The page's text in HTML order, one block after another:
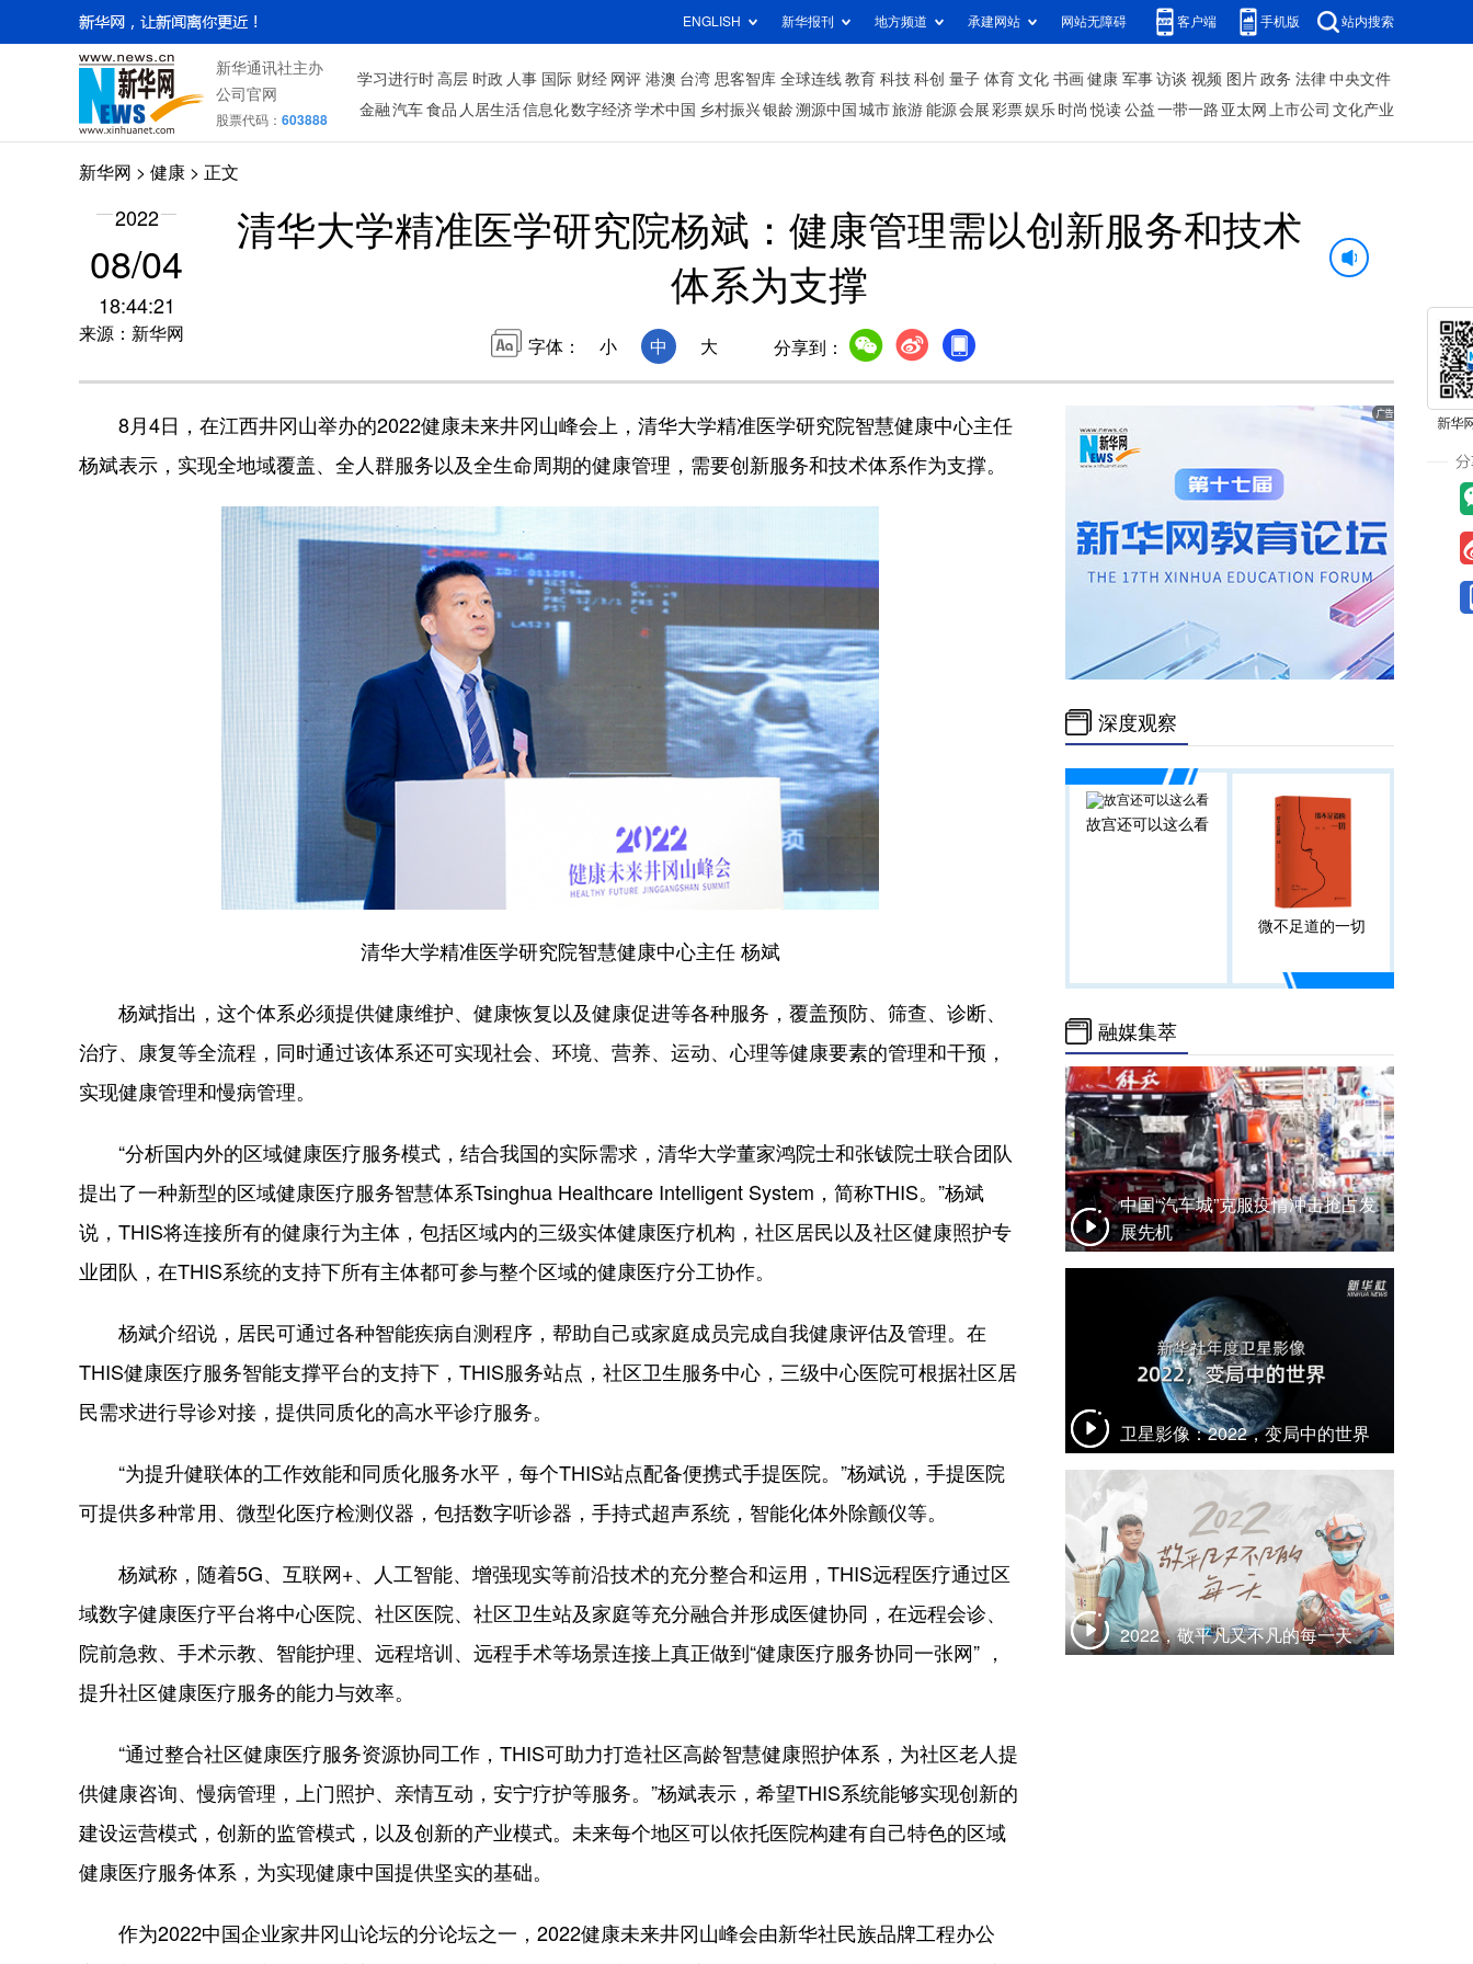
ENGLISH 新华报刊 地方频道 承建网站 网站无障碍 客户端 手机版 站内搜索
新华通讯社主办
公司官网
股票代码： 603888
学习进行时 高层 时政 人事 国际 财经 网评 港澳 台湾 思客智库 全球连线 教育 科技 科创 量子 体育 文化 书画 健康 军事 访谈 视频 图片 政务 法律 中央文件
金融 汽车 食品 人居生活信息化数字经济学术中国 乡村振兴银龄溯源中国 城市旅游 能源 会展 彩票娱乐 时尚 悦读 公益 一带一路 亚太网 上市公司 文化产业
新华网 > 健康 > 正文
2022
08/04
18:44:21
来源：新华网
清华大学精准医学研究院杨斌：健康管理需以创新服务和技术
体系为支撑
字体： 小 中 大 分享到：
8月4日，在江西井冈山举办的2022健康未来井冈山峰会上，清华大学精准医学研究院智慧健康中心主任
杨斌表示，实现全地域覆盖、全人群服务以及全生命周期的健康管理，需要创新服务和技术体系作为支撑。
清华大学精准医学研究院智慧健康中心主任 杨斌
杨斌指出，这个体系必须提供健康维护、健康恢复以及健康促进等各种服务，覆盖预防、筛查、诊断、
治疗、康复等全流程，同时通过该体系还可实现社会、环境、营养、运动、心理等健康要素的管理和干预，
实现健康管理和慢病管理。
“分析国内外的区域健康医疗服务模式，结合我国的实际需求，清华大学董家鸿院士和张钹院士联合团队
提出了一种新型的区域健康医疗服务智慧体系Tsinghua Healthcare Intelligent System，简称THIS。”杨斌
说，THIS将连接所有的健康行为主体，包括区域内的三级实体健康医疗机构，社区居民以及社区健康照护专
业团队，在THIS系统的支持下所有主体都可参与整个区域的健康医疗分工协作。
杨斌介绍说，居民可通过各种智能疾病自测程序，帮助自己或家庭成员完成自我健康评估及管理。在
THIS健康医疗服务智能支撑平台的支持下，THIS服务站点，社区卫生服务中心，三级中心医院可根据社区居
民需求进行导诊对接，提供同质化的高水平诊疗服务。
“为提升健联体的工作效能和同质化服务水平，每个THIS站点配备便携式手提医院。”杨斌说，手提医院
可提供多种常用、微型化医疗检测仪器，包括数字听诊器，手持式超声系统，智能化体外除颤仪等。
杨斌称，随着5G、互联网+、人工智能、增强现实等前沿技术的充分整合和运用，THIS远程医疗通过区
域数字健康医疗平台将中心医院、社区医院、社区卫生站及家庭等充分融合并形成医健协同，在远程会诊、
院前急救、手术示教、智能护理、远程培训、远程手术等场景连接上真正做到“健康医疗服务协同一张网” ，
提升社区健康医疗服务的能力与效率。
“通过整合社区健康医疗服务资源协同工作，THIS可助力打造社区高龄智慧健康照护体系，为社区老人提
供健康咨询、慢病管理，上门照护、亲情互动，安宁疗护等服务。”杨斌表示，希望THIS系统能够实现创新的
建设运营模式，创新的监管模式，以及创新的产业模式。未来每个地区可以依托医院构建有自己特色的区域
健康医疗服务体系，为实现健康中国提供坚实的基础。
作为2022中国企业家井冈山论坛的分论坛之一，2022健康未来井冈山峰会由新华社民族品牌工程办公
深度观察
故宫还可以这么看
微不足道的一切
融媒集萃
中国“汽车城”克服疫情冲击抢占发
展先机
卫星影像：2022，变局中的世界
2022，敬平凡又不凡的每一天